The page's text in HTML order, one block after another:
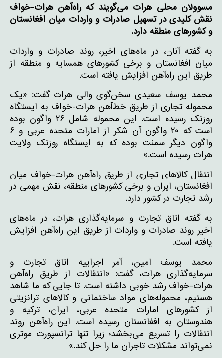
مسوولان محلی هرات می‌گویند که راه‌آهن هرات-خواف
نقش کلیدی در تسهیل صادرات و واردات میان افغانستان
و کشورهای منطقه دارد.
به گفته آنان، در ماه‌های اخیر، روند صادرات و واردات
میان افغانستان و برخی کشورهای همسایه و منطقه از
طریق این راه‌آهن افزایش یافته است.
محمد یوسف سعیدی سخن‌گوی والی هرات گفت: «یک
محموله تجاری از طریق خط‌آهن هرات-خواف به ایستگاه
روزنک رسیده است. این محموله شامل ۲۶ واگون بوده
است که ۲۰ واگون آن شکر از امارات متحده عربی و ۶
واگون دیگر سمنت بوده که به ایستگاه روزنک ولایت
هرات رسیده است.»
انتقال کالاهای تجاری از طریق راه‌آهن هرات-خواف میان
افغانستان، ایران و برخی کشورهای منطقه، نقش مهمی در
رشد تجارت در کشور دارد.
به گفته اتاق تجارت و سرمایه‌گذاری هرات، در ماه‌های
اخیر روند صادرات و واردات از طریق این راه‌آهن افزایش
یافته است.
محمد یوسف امین، آمر اجراییه اتاق تجارت و
سرمایه‌گذاری هرات، گفت: «انتقالات از طریق راه‌آهن
هرات-خواف رشد خوبی داشته است. تا جایی که ما شاهد
هستیم، محموله‌های مواد ساختمانی و کالاهای ترانزیتی
از کشورهای امارات متحده عربی، ایران، ترکیه و
هندوستان به افغانستان رسیده است. این راه‌آهن روند
انتقالات را تسریع می‌بخشد؛ زیرا تنها ترانسپورت موتری
نمی‌تواند مشکلات تاجران ما را حل کند.»